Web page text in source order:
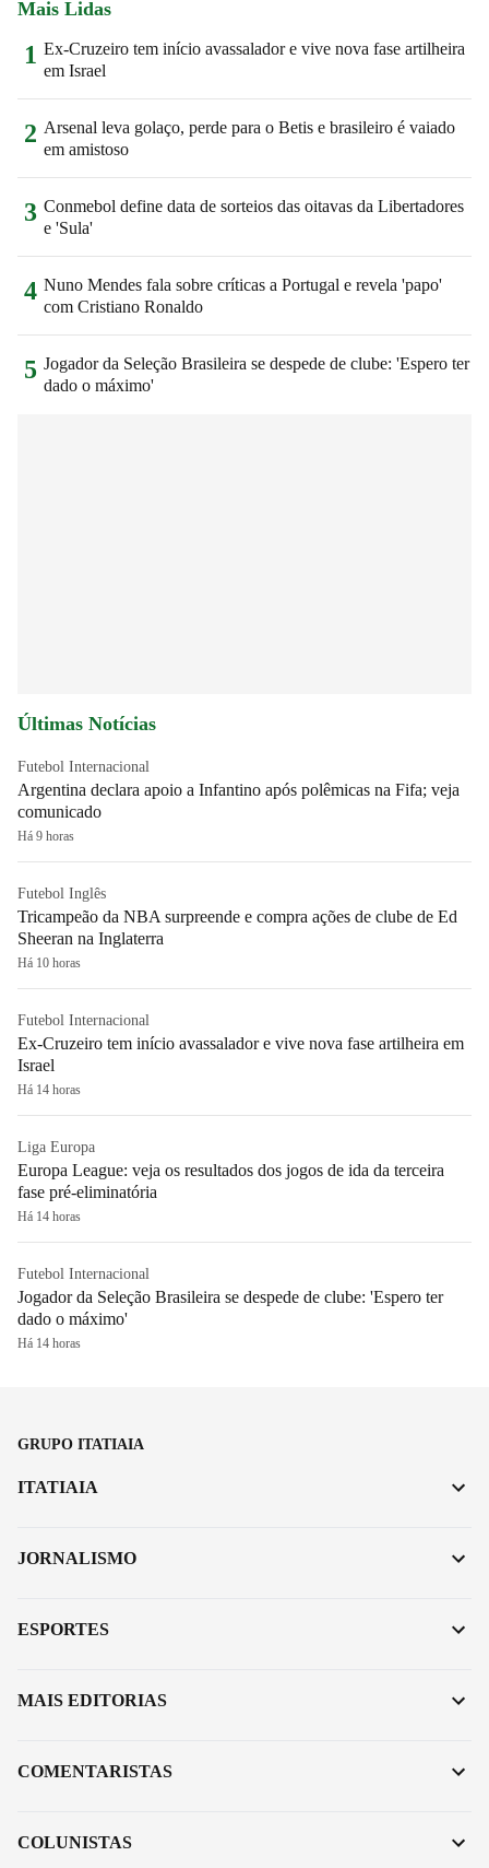
Mais Lidas
1 Ex-Cruzeiro tem início avassalador e vive nova fase artilheira
em Israel
2 Arsenal leva golaço, perde para o Betis e brasileiro é vaiado
em amistoso
3 Conmebol define data de sorteios das oitavas da Libertadores
e 'Sula'
4 Nuno Mendes fala sobre críticas a Portugal e revela 'papo'
com Cristiano Ronaldo
5 Jogador da Seleção Brasileira se despede de clube: 'Espero ter
dado o máximo'
Últimas Notícias
Futebol Internacional
Argentina declara apoio a Infantino após polêmicas na Fifa; veja
comunicado
Há 9 horas
Futebol Inglês
Tricampeão da NBA surpreende e compra ações de clube de Ed
Sheeran na Inglaterra
Há 10 horas
Futebol Internacional
Ex-Cruzeiro tem início avassalador e vive nova fase artilheira em
Israel
Há 14 horas
Liga Europa
Europa League: veja os resultados dos jogos de ida da terceira
fase pré-eliminatória
Há 14 horas
Futebol Internacional
Jogador da Seleção Brasileira se despede de clube: 'Espero ter
dado o máximo'
Há 14 horas
GRUPO ITATIAIA
ITATIAIA
JORNALISMO
ESPORTES
MAIS EDITORIAS
COMENTARISTAS
COLUNISTAS